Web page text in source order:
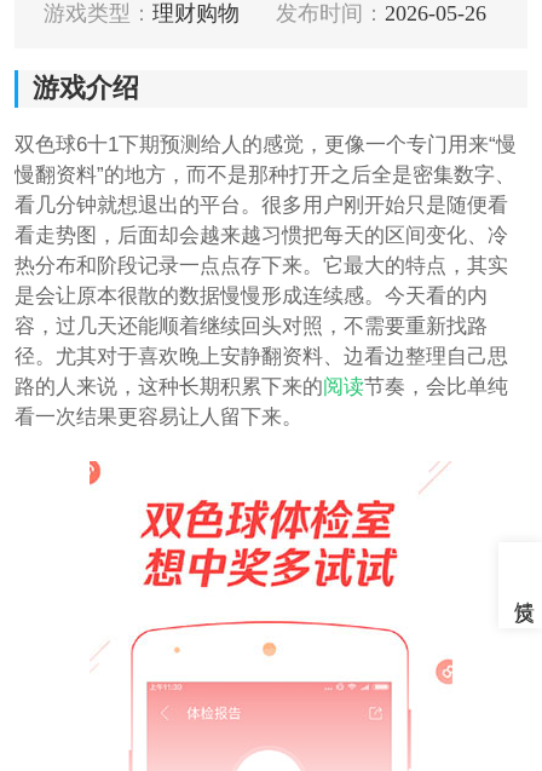
游戏类型： 理财购物 发布时间： 2026-05-26
游戏介绍
双色球6十1下期预测给人的感觉，更像一个专门用来“慢
慢翻资料”的地方，而不是那种打开之后全是密集数字、
看几分钟就想退出的平台。很多用户刚开始只是随便看
看走势图，后面却会越来越习惯把每天的区间变化、冷
热分布和阶段记录一点点存下来。它最大的特点，其实
是会让原本很散的数据慢慢形成连续感。今天看的内
容，过几天还能顺着继续回头对照，不需要重新找路
径。尤其对于喜欢晚上安静翻资料、边看边整理自己思
路的人来说，这种长期积累下来的阅读节奏，会比单纯
看一次结果更容易让人留下来。